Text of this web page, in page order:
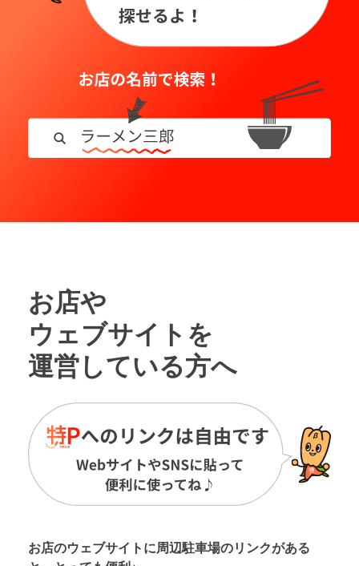
お店や
ウェブサイトを
運営している方へ
お店のウェブサイトに周辺駐車場のリンクがある